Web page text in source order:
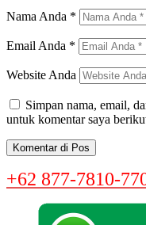
Nama Anda *
Email Anda *
Website Anda
Simpan nama, email,
untuk komentar saya
+62 877-7810-